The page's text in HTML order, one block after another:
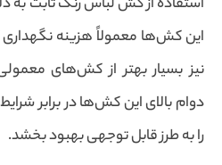
استفاده از کش لباس رنگ ثابت
این کش‌ها معمولاً هزینه نگهداری
نیز بسیار بهتر از کش‌های
دوام بالای این کش‌ها در برابر
را به طرز قابل توجهی بهبود بخشد.